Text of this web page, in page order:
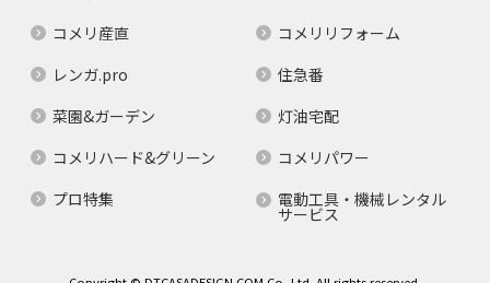
コメリ産直
コメリリフォーム
レンガ.pro
住急番
菜園&ガーデン
灯油宅配
コメリハード&グリーン
コメリパワー
プロ特集
電動工具・機械レンタル
サービス